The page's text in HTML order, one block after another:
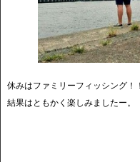
休みはファミリーフィッシング！！
結果はともかく楽しみましたー。